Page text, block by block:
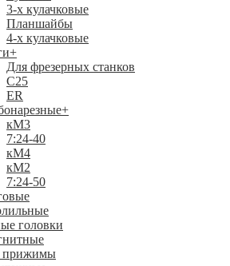
3-х кулачковые
Планшайбы
4-х кулачковые
+
Для фрезерных станков
С25
ER
+
кМ3
7:24-40
кМ4
кМ2
7:24-50
головки
прижимы